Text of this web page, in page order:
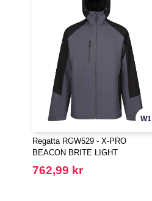
W1
Regatta RGW529 - X-PRO
BEACON BRITE LIGHT
VANNTETT JAKKE
762,99 kr